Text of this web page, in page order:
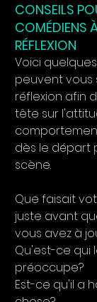
CONSEILS
COMÉDIENS
RÉFLEXION
Voici
peuvent vous
réflexion afin
tête sur
dès le départ
scène.
Que faisait
juste avant
vous avez à
Qu'est-ce qui
préoccupe?
Est-ce qu'il a